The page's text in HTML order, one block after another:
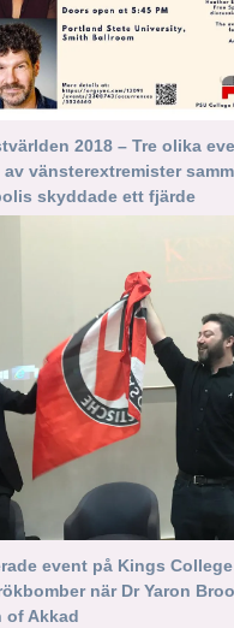
2018 – Tre olika
vänsterextremister
skyddade ett fjärde
event på Kings
när Dr Yaron
of Akkad